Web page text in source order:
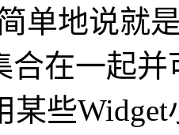
单地说就
合在一起
某些